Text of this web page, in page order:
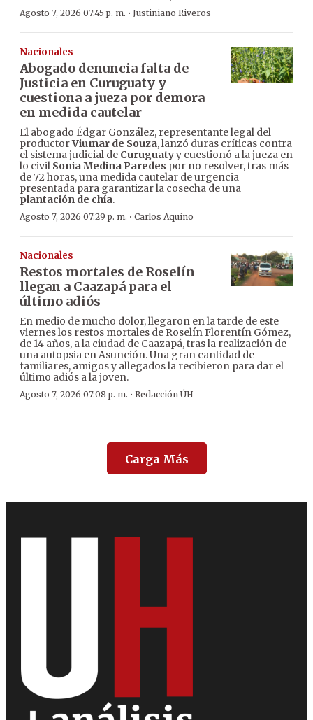
Agosto 7, 2026 07:45 p. m. · Justiniano Riveros
Nacionales
Abogado denuncia falta de
Justicia en Curuguaty y
cuestiona a jueza por demora
en medida cautelar
El abogado Édgar González, representante legal del
productorViumar de Souza, lanzó duras críticas contra
el sistema judicial de Curuguatyy cuestionó a la jueza en
lo civil Sonia Medina Paredes por no resolver, tras más
de 72 horas, una medida cautelar de urgencia
presentada para garantizar la cosecha de una
plantación de chía.
Agosto 7, 2026 07:29 p. m. · Carlos Aquino
Nacionales
Restos mortales de Roselín
llegan a Caazapá para el
último adiós
En medio de mucho dolor, llegaron en la tarde de este
viernes los restos mortales de Roselín Florentín Gómez,
de 14 años, a la ciudad de Caazapá, tras la realización de
una autopsia en Asunción. Una gran cantidad de
familiares, amigos y allegados la recibieron para dar el
último adiós a la joven.
Agosto 7, 2026 07:08 p. m. · Redacción ÚH
Carga Más